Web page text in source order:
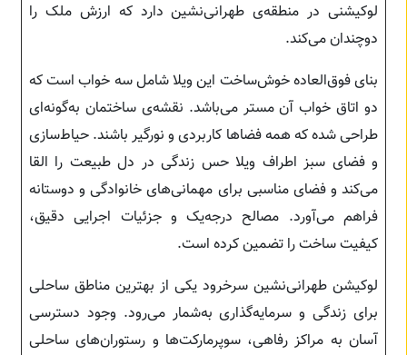
لوکیشنی در منطقه‌ی طهرانی‌نشین دارد که ارزش ملک را
دوچندان می‌کند.
بنای فوق‌العاده خوش‌ساخت این ویلا شامل سه خواب است که
دو اتاق خواب آن مستر می‌باشد. نقشه‌ی ساختمان به‌گونه‌ای
طراحی شده که همه فضاها کاربردی و نورگیر باشند. حیاط‌سازی
و فضای سبز اطراف ویلا حس زندگی در دل طبیعت را القا
می‌کند و فضای مناسبی برای مهمانی‌های خانوادگی و دوستانه
فراهم می‌آورد. مصالح درجه‌یک و جزئیات اجرایی دقیق،
کیفیت ساخت را تضمین کرده است.
لوکیشن طهرانی‌نشین سرخرود یکی از بهترین مناطق ساحلی
برای زندگی و سرمایه‌گذاری به‌شمار می‌رود. وجود دسترسی
آسان به مراکز رفاهی، سوپرمارکت‌ها و رستوران‌های ساحلی